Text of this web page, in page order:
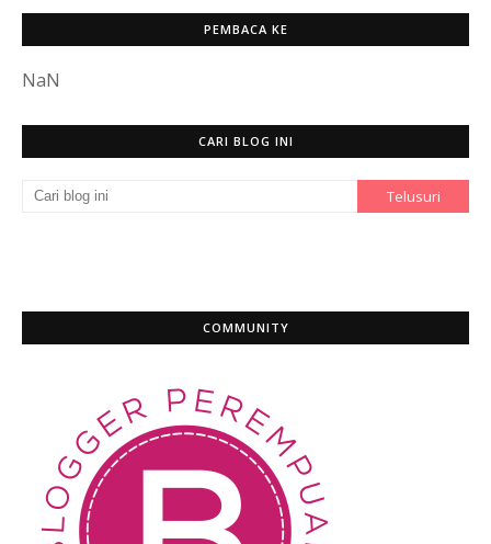
PEMBACA KE
NaN
CARI BLOG INI
COMMUNITY